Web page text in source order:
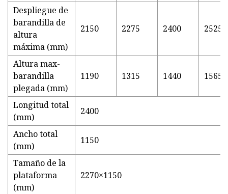
Despliegue de
barandilla de
altura
máxima (mm)
2150 2275 2400 2525
Altura max-
barandilla
plegada (mm)
1190 1315 1440 1565
Longitud total
(mm)
2400
Ancho total
(mm)
1150
Tamaño de la
plataforma
(mm)
2270×1150